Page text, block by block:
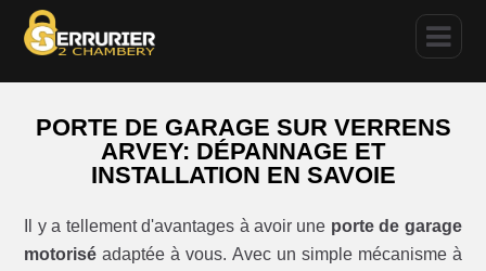
PORTE DE GARAGE SUR VERRENS
ARVEY: DÉPANNAGE ET
INSTALLATION EN SAVOIE
Il y a tellement d'avantages à avoir une porte de garage
motorisé adaptée à vous. Avec un simple mécanisme à